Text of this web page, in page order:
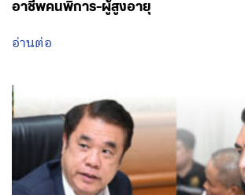
อาชีพคนพิการ-ผู้สูงอายุ
อ่านต่อ